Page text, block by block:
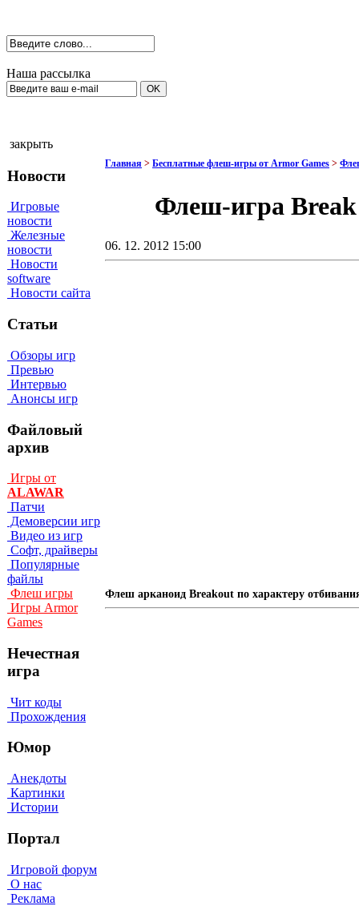
Наша рассылка
закрыть
Новости
Игровые
новости
Железные
новости
Новости
software
Новости сайта
Статьи
Обзоры игр
Превью
Интервью
Анонсы игр
Файловый
архив
Игры от
ALAWAR
Патчи
Демоверсии игр
Видео из игр
Софт, драйверы
Популярные
файлы
Флеш игры
Игры Armor
Games
Нечестная
игра
Чит коды
Прохождения
Юмор
Анекдоты
Картинки
Истории
Портал
Игровой форум
О нас
Реклама
Главная > Бесплатные флеш-игры от Armor Games >
Флеш-игра Break
06. 12. 2012 15:00
Флеш арканоид Breakout по характеру